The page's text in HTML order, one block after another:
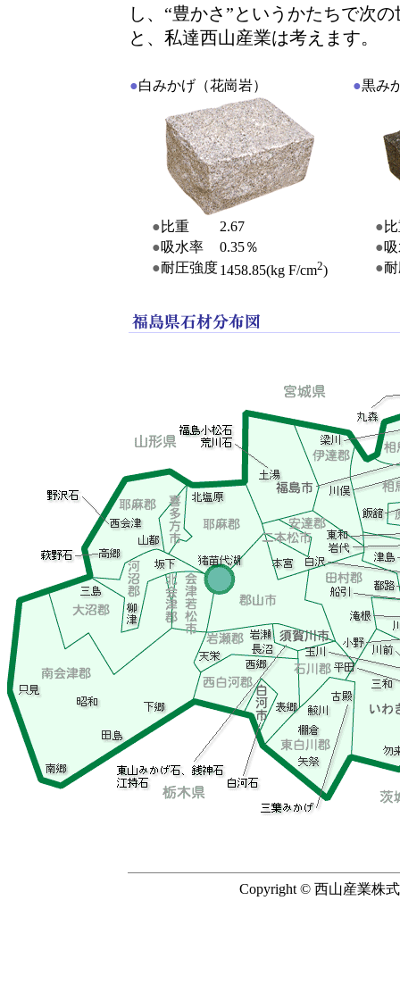
し、“豊かさ”というかたちで次
と、私達西山産業は考えます。
●白みかげ（花崗岩） ●黒み
●比重
2.67
●吸水率
0.35％
●耐圧強度1458.85(kg F/cm2)
●
●
●
Copyright © 西山産業株